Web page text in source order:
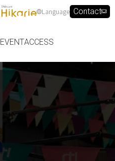
Language Contact
EVENTACCESS